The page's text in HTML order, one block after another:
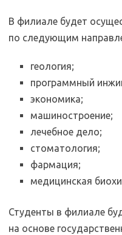
В филиале будет
по следующим
геология;
программный
экономика;
машиностроение;
лечебное дело;
стоматология;
фармация;
медицинская
Студенты в филиале
на основе